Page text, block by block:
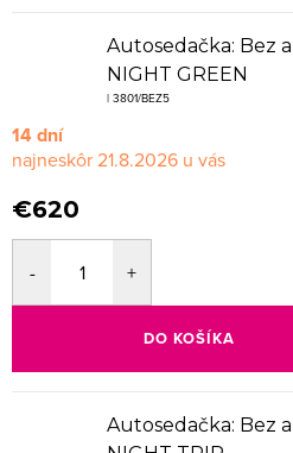
Autosedačka: Bez
NIGHT GREEN
| 3801/BEZ5
14 dní
21.8.2026
€620
DO KOŠÍKA
Autosedačka: Bez